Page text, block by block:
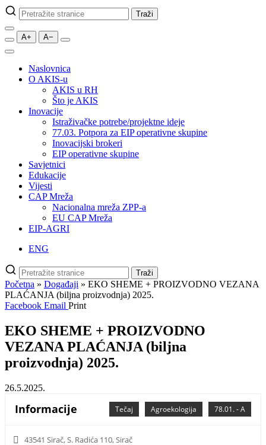
Pretraži
stranice
Traži
A+ A−
Naslovnica
O AKIS-u
AKIS u RH
Što je AKIS
Inovacije
Istraživačke potrebe/projektne ideje
77.03. Potpora za EIP operativne skupine
Inovacijski brokeri
EIP operativne skupine
Savjetnici
Edukacije
Vijesti
CAP Mreža
Nacionalna mreža ZPP-a
EU CAP Mreža
EIP-AGRI
ENG
Pretraži
stranice
Traži
Početna » Događaji » EKO SHEME + PROIZVODNO VEZANA
PLAĆANJA (biljna proizvodnja) 2025.
Facebook Email Print
EKO SHEME + PROIZVODNO
VEZANA PLAĆANJA (biljna
proizvodnja) 2025.
26.5.2025.
78.01. - A
Agroekologija
Tečaj
Informacije
43541 Sirač, S. Radića 110, Sirač